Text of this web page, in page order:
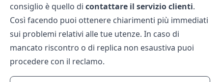
consiglio è quello di contattare il servizio clienti.
Così facendo puoi ottenere chiarimenti più immediati
sui problemi relativi alle tue utenze. In caso di
mancato riscontro o di replica non esaustiva puoi
procedere con il reclamo.